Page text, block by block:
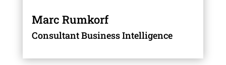
Marc Rumkorf
Consultant Business Intelligence